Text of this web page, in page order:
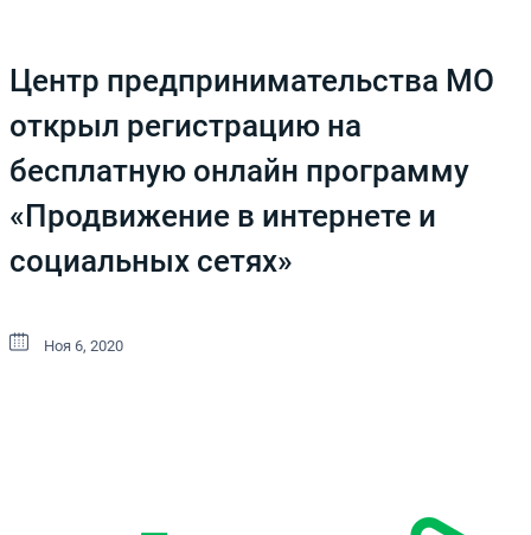
Центр предпринимательства МО
открыл регистрацию на
бесплатную онлайн программу
«Продвижение в интернете и
социальных сетях»
Ноя 6, 2020